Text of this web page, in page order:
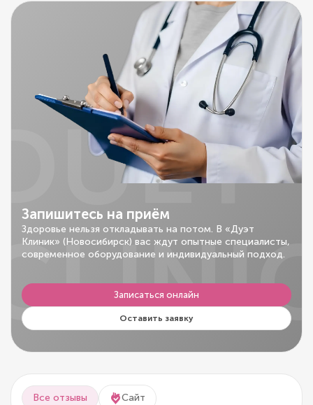
Запишитесь на приём
Здоровье нельзя откладывать на потом. В «Дуэт
Клиник» (Новосибирск) вас ждут опытные специалисты,
современное оборудование и индивидуальный подход.
Записаться онлайн
Оставить заявку
Все отзывы Сайт